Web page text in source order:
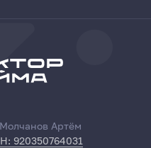
Артём
920350764031